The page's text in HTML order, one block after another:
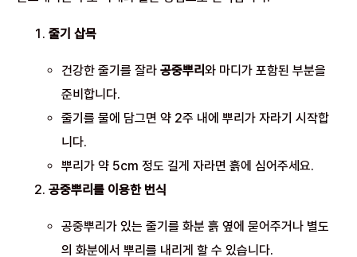
줄기 삽목
건강한 줄기를 잘라공중뿌리와 마디가 포함된 부분을
준비합니다.
줄기를 물에 담그면 약 2주 내에 뿌리가 자라기 시작합
니다.
뿌리가 약 5cm 정도 길게 자라면 흙에 심어주세요.
공중뿌리를 이용한 번식
공중뿌리가 있는 줄기를 화분 흙 옆에 묻어주거나 별도
의 화분에서 뿌리를 내리게 할 수 있습니다.